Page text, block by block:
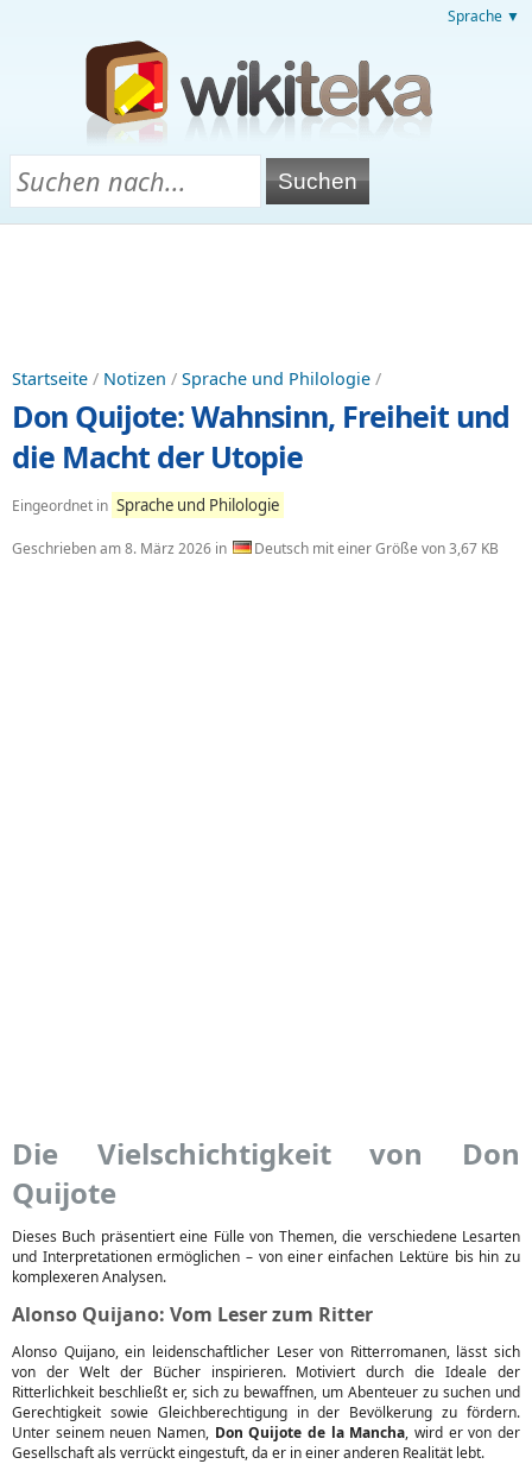
Sprache ▼
Startseite / Notizen / Sprache und Philologie /
Don Quijote: Wahnsinn, Freiheit und
die Macht der Utopie
Eingeordnet in Sprache und Philologie
Geschrieben am8. März 2026 in Deutsch mit einer Größe von 3,67 KB
Die Vielschichtigkeit von Don
Quijote
Dieses Buch präsentiert eine Fülle von Themen, die verschiedene Lesarten
und Interpretationen ermöglichen – von einer einfachen Lektüre bis hin zu
komplexeren Analysen.
Alonso Quijano: Vom Leser zum Ritter
Alonso Quijano, ein leidenschaftlicher Leser von Ritterromanen, lässt sich
von der Welt der Bücher inspirieren. Motiviert durch die Ideale der
Ritterlichkeit beschließt er, sich zu bewaffnen, um Abenteuer zu suchen und
Gerechtigkeit sowie Gleichberechtigung in der Bevölkerung zu fördern.
Unter seinem neuen Namen, Don Quijote de la Mancha, wird er von der
Gesellschaft als verrückt eingestuft, da er in einer anderen Realität lebt.